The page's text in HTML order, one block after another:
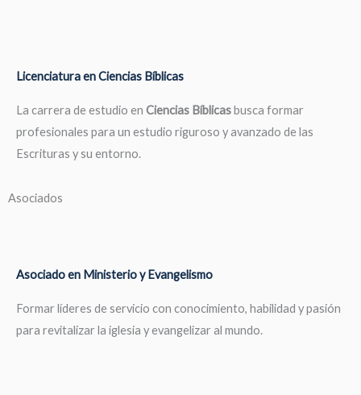
Licenciatura en Ciencias Bíblicas
La carrera de estudio en Ciencias Bíblicasbusca formar
profesionales para un estudio riguroso y avanzado de las
Escrituras y su entorno.
Asociados
Asociado en Ministerio y Evangelismo
Formar líderes de servicio con conocimiento, habilidad y pasión
para revitalizar la iglesia y evangelizar al mundo.